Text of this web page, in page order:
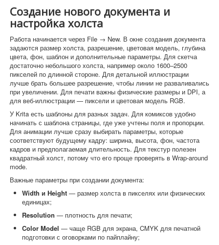
Создание нового документа и
настройка холста
Работа начинается через File → New. В окне создания документа
задаются размер холста, разрешение, цветовая модель, глубина
цвета, фон, шаблон и дополнительные параметры. Для скетча
достаточно небольшого холста, например около 1600–2500
пикселей по длинной стороне. Для детальной иллюстрации
лучше брать большее разрешение, чтобы линии не разваливались
при увеличении. Для печати важны физические размеры и DPI, а
для веб-иллюстрации — пиксели и цветовая модель RGB.
У Krita есть шаблоны для разных задач. Для комиксов удобно
начинать с шаблона страницы, где уже учтены поля и пропорции.
Для анимации лучше сразу выбирать параметры, которые
соответствуют будущему кадру: ширина, высота, фон, частота
кадров и предполагаемая длительность. Для текстур полезен
квадратный холст, потому что его проще проверять в Wrap-around
mode.
Важные параметры при создании документа:
Width и Height — размер холста в пикселях или физических
единицах;
Resolution — плотность для печати;
Color Model — чаще RGB для экрана, CMYK для печатной
подготовки с оговорками по пайплайну;